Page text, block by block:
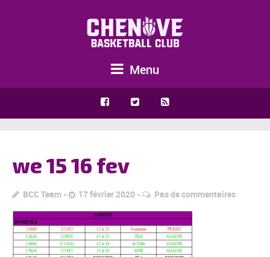
Menu
we 15 16 fev
BCC Team 17 février 2020 Pas de commentaires